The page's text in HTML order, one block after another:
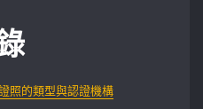
照的類型與認證機構